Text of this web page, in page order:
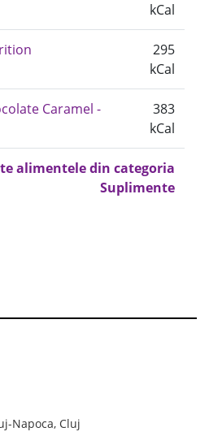
kCal
295
kCal
Caramel -
383
kCal
alimentele din categoria
Suplimente
Napoca, Cluj